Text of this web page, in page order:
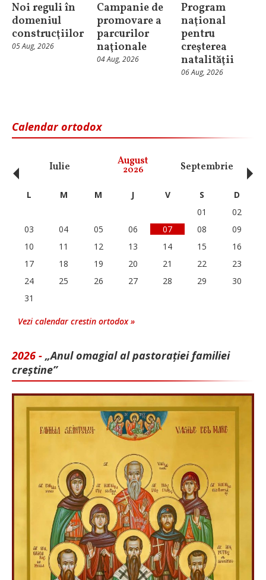
Noi reguli în
domeniul
construcţiilor
05 Aug, 2026
Campanie de
promovare a
parcurilor
naţionale
04 Aug, 2026
Program
naţional
pentru
creşterea
natalităţii
06 Aug, 2026
Calendar ortodox
Iulie August
2026 Septembrie
‹ L M M J V S
D
01
02
03
04 05 06 07 08
09
10
11 12 13 14 15
16
17
18 19 20 21 22
23
24
25 26 27 28 29
30
31
Vezi calendar crestin ortodox »
2026 - „Anul omagial al pastorației familiei
creștine”